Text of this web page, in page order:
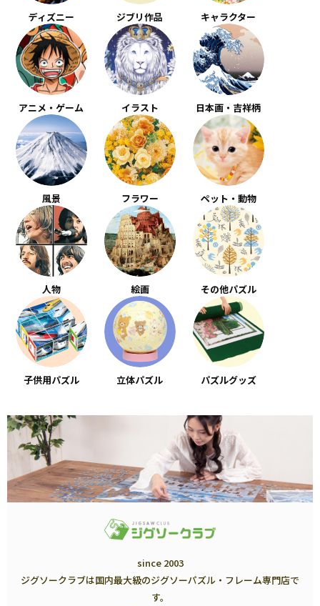
ディズニー ジブリ作品 キャラクター
アニメ・ゲーム イラスト 日本画・吉祥柄
風景 フラワー ペット・動物
人物 絵画 その他パズル
子供用パズル 立体パズル パズルグッズ
since 2003
ジグソークラブは国内最大級のジグソーパズル・フレーム専門店で
す。